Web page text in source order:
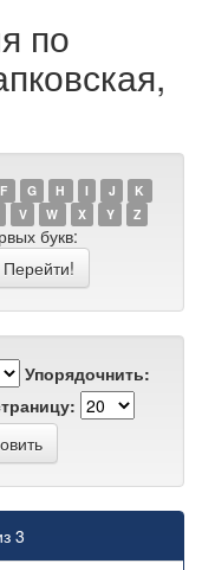
по
F G H I J
K
V W X Y Z
букв:
Упорядочнить:
3